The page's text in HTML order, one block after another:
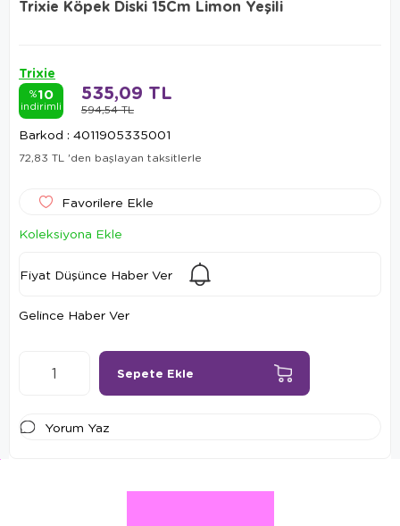
Trixie Köpek Diski 15Cm Limon Yeşili
Trixie
%10
indirimli 594,54 TL
535,09 TL
Barkod : 4011905335001
72,83 TL 'den başlayan taksitlerle
Favorilere Ekle
Koleksiyona Ekle
Fiyat Düşünce Haber Ver
Gelince Haber Ver
Yorum Yaz